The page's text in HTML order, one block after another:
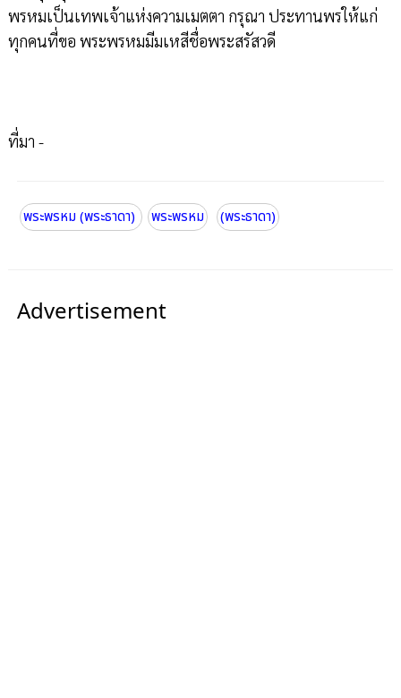
พรหมเป็นเทพเจ้าแห่งความเมตตา กรุณา ประทานพรให้แก่
ทุกคนที่ขอ พระพรหมมีมเหสีชื่อพระสรัสวดี
ที่มา -
พระพรหม (พระธาดา) พระพรหม (พระธาดา)
Advertisement